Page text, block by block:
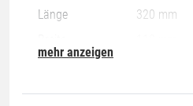
Länge
320 mm
Höhe
185 mm
mehr anzeigen